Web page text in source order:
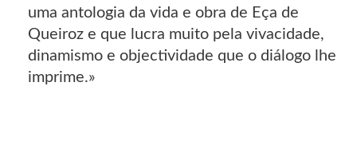
uma antologia da vida e obra de Eça de
Queiroz e que lucra muito pela vivacidade,
dinamismo e objectividade que o diálogo lhe
imprime.»